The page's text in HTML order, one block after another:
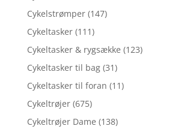
Cykelstrømper (147)
Cykeltasker (111)
Cykeltasker & rygsække (123)
Cykeltasker til bag (31)
Cykeltasker til foran (11)
Cykeltrøjer (675)
Cykeltrøjer Dame (138)